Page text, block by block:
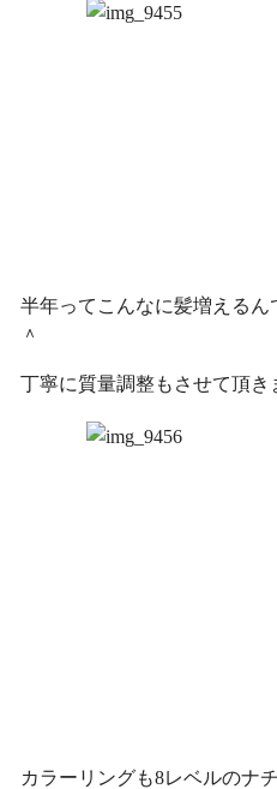
半年ってこんなに髪増える
＾
丁寧に質量調整もさせて頂き
カラーリングも8レベルのナ